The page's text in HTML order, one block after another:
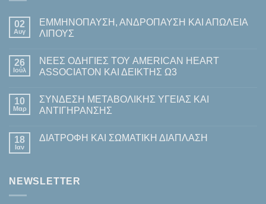
02
Αυγ
ΕΜΜΗΝΟΠΑΥΣΗ, ΑΝΔΡΟΠΑΥΣΗ ΚΑΙ ΑΠΩΛΕΙΑ
ΛΙΠΟΥΣ
σχόλια
στο
ΕΜΜΗΝΟΠΑΥΣΗ,
ΑΠΩΛΕΙΑ
ΛΙΠΟΥΣ
26
Ιούλ
ΝΕΕΣ ΟΔΗΓΙΕΣ ΤΟΥ AMERICAN HEART
ASSOCIATON ΚΑΙ ΔΕΙΚΤΗΣ Ω3
σχόλια
στο
ΝΕΕΣ
AMERICAN
Ω3
10
Μαρ
ΣΥΝΔΕΣΗ ΜΕΤΑΒΟΛΙΚΗΣ ΥΓΕΙΑΣ ΚΑΙ
ΑΝΤΙΓΗΡΑΝΣΗΣ
σχόλια
ΚΑΙ
ΑΝΤΙΓΗΡΑΝΣΗΣ
18
Ιαν
ΔΙΑΤΡΟΦΗ ΚΑΙ ΣΩΜΑΤΙΚΗ ΔΙΑΠΛΑΣΗ
ΔΙΑΤΡΟΦΗ
NEWSLETTER